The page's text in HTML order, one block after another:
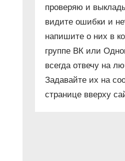
проверяю и
видите ошибки и
напишите о них в
группе ВК или
всегда отвечу на
Задавайте их на
странице вверху